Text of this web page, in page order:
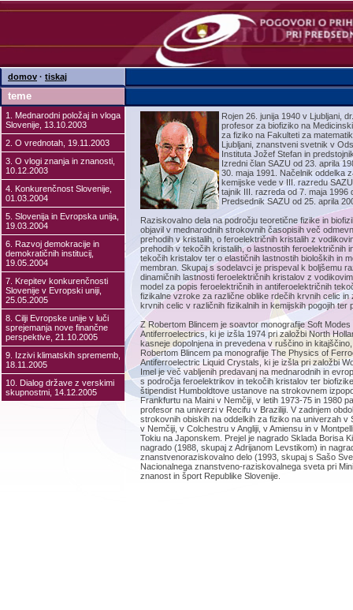
domov · tiskaj
teme
1. Mednarodni položaj in vloga
Slovenije, 13.10.2003
2. O vrednotah, 19.11.2003
3. O vlogi znanja in znanosti,
10.12.2003
4. Konkurenčnost Slovenije,
01.03.2004
5. Slovenija in Evropska unija,
19.03.2004
6. Razvoj demokracije in
demokratičnih institucij,
19.05.2004
7. Krepitev konkurenčnosti
Slovenije v Evropski uniji,
25.05.2005
8. Cilji Evropske unije v luči
sprejemanja nove finančne
perspektive, 21.10.2005
9. Izzivi klimatskih sprememb,
18.11.2005
10. Dialog države z verskimi
skupnostmi, 14.12.2005
Rojen 26. junija 1940 v Ljubljani,
profesor za biofiziko na
za fiziko na Fakulteti za
Ljubljani, znanstveni svetnik v
Instituta Jožef Stefan in
Izredni član SAZU od 23. aprila
30. maja 1991. Načelnik oddelka
kemijske vede v III. razredu
tajnik III. razreda od 7. maja 1996
Predsednik SAZU od 25. aprila
Raziskovalno dela na področju teoretične fizike in
objavil v mednarodnih strokovnih časopisih več
prehodih v kristalih, o feroelektričnih kristalih z
prehodih v tekočih kristalih, o lastnostih feroelektričnih
tekočih kristalov ter o elastičnih lastnostih bioloških in
membran. Skupaj s sodelavci je prispeval k boljšemu
dinamičnih lastnosti feroelektričnih kristalov z
model za popis feroelektričnih in antiferoelektričnih
fizikalne vzroke za različne oblike rdečih krvnih celic in
krvnih celic v različnih fizikalnih in kemijskih pogojih ter
Z Robertom Blincem je soavtor monografije Soft
Antiferroelectrics, ki je izšla 1974 pri založbi North
kasneje dopolnjena in prevedena v ruščino in
Robertom Blincem pa monografije The Physics of
Antiferroelectric Liquid Crystals, ki je izšla pri založbi
Imel je več vabljenih predavanj na mednarodnih in
s področja feroelektrikov in tekočih kristalov ter
štipendist Humboldtove ustanove na strokovnem
Frankfurtu na Maini v Nemčiji, v letih 1973-75 in 1980
profesor na univerzi v Recifu v Braziliji. V zadnjem
strokovnih obiskih na oddelkih za fiziko na univerzah v
v Nemčiji, v Colchestru v Angliji, v Amiensu in v
Tokiu na Japonskem. Prejel je nagrado Sklada Borisa
nagrado (1988, skupaj z Adrijanom Levstikom) in
znanstvenoraziskovalno delo (1993, skupaj s Sašo
Nacionalnega znanstveno-raziskovalnega sveta pri
znanost in šport Republike Slovenije.